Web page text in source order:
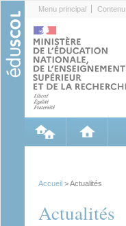
Menu principal Contenu
Accueil > Actualités
Actualités